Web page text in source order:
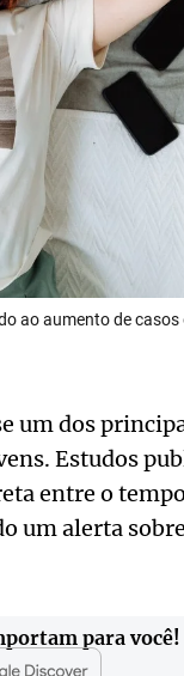
ao aumento de
um dos
Estudos
entre o
um alerta
para você!